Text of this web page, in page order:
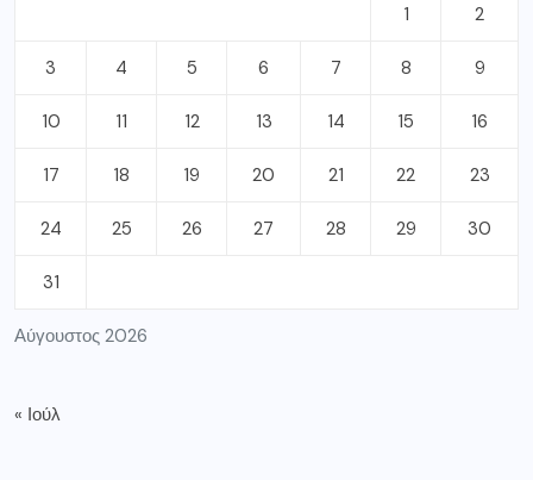
Αύγουστος 2026
1 2
3 4 5 6 7 8 9
10 11 12 13 14 15 16
17 18 19 20 21 22 23
24 25 26 27 28 29 30
31
« Ιούλ